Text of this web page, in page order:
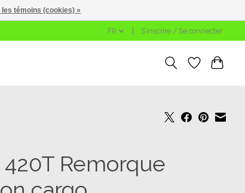
FR S’inscrire / Se connecter
420T Remorque
témoins (cookies) »